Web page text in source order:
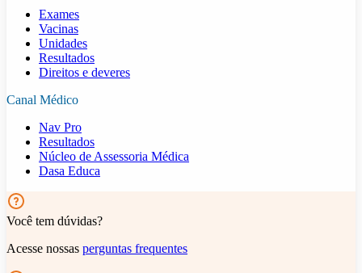
Exames
Vacinas
Unidades
Resultados
Direitos e deveres
Canal Médico
Nav Pro
Resultados
Núcleo de Assessoria Médica
Dasa Educa
Você tem dúvidas?
Acesse nossas perguntas frequentes